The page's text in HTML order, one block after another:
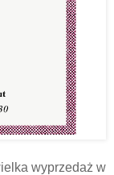
wyprzedaż w